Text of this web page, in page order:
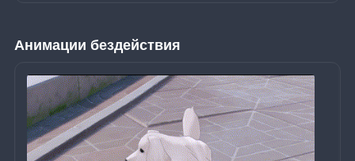
Анимации бездействия